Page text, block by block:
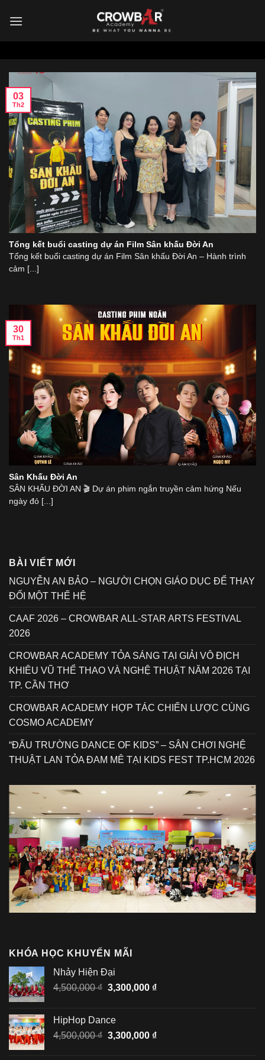
Tổng kết buổi casting dự án Film Sân khấu Đời An
Tổng kết buổi casting dự án Film Sân khấu Đời An – Hành trình
cảm [...]
03
Th2
Sân Khấu Đời An
SÂN KHẤU ĐỜI AN 🎬 Dự án phim ngắn truyền cảm hứng Nếu
ngày đó [...]
30
Th1
BÀI VIẾT MỚI
NGUYỄN AN BẢO – NGƯỜI CHỌN GIÁO DỤC ĐỂ THAY
ĐỔI MỘT THẾ HỆ
CAAF 2026 – CROWBAR ALL-STAR ARTS FESTIVAL
2026
CROWBAR ACADEMY TỎA SÁNG TẠI GIẢI VÔ ĐỊCH
KHIÊU VŨ THỂ THAO VÀ NGHỆ THUẬT NĂM 2026 TẠI
TP. CẦN THƠ
CROWBAR ACADEMY HỢP TÁC CHIẾN LƯỢC CÙNG
COSMO ACADEMY
“ĐẤU TRƯỜNG DANCE OF KIDS” – SÂN CHƠI NGHỆ
THUẬT LAN TỎA ĐAM MÊ TẠI KIDS FEST TP.HCM 2026
KHÓA HỌC KHUYẾN MÃI
Nhảy Hiện Đại
4,500,000₫ Giá
4,500,000 ₫.
3,300,000 ₫Giá
3,300,000 ₫.
HipHop Dance
4,500,000₫ Giá
3,300,000 ₫Giá